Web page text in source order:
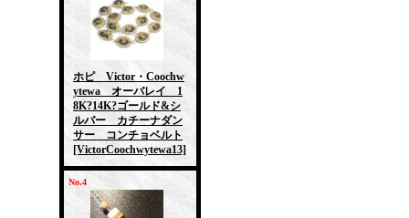
ホピ Victor・Coochw
ytewa オーバレイ 1
8K?14K?ゴールド&シ
ルバー カチーナダン
サー コンチョベルト
[VictorCoochwytewa13]
No.4